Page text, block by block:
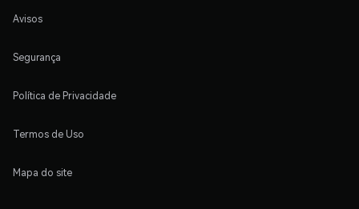
Avisos
Segurança
Política de Privacidade
Termos de Uso
Mapa do site